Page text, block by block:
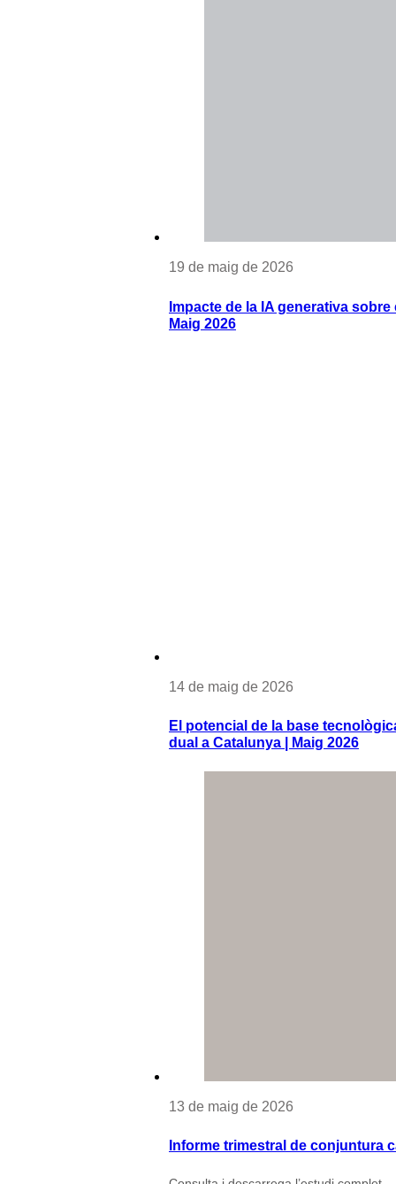
19 de maig de 2026
Impacte de la IA generativa
Maig 2026
14 de maig de 2026
El potencial de la base
dual a Catalunya | Maig 2026
13 de maig de 2026
Informe trimestral de conjuntura